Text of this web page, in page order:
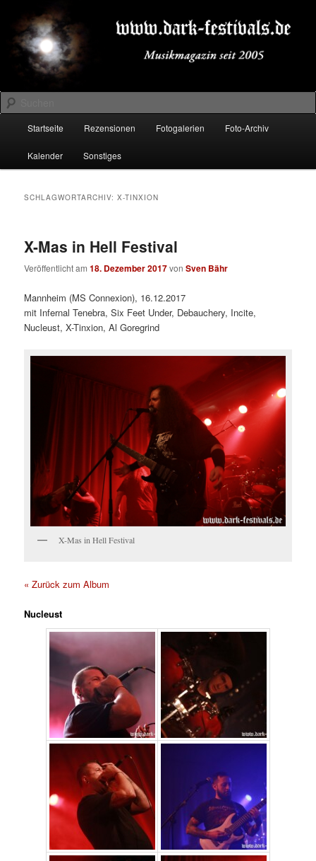
primären
Inhalt
springen
sekundären
Inhalt
springenDARK-FESTIVALS.DE
Suchen
Startseite Rezensionen Fotogalerien Foto-Archiv
Kalender Sonstiges
SCHLAGWORTARCHIV:X-TINXION
X-Mas in Hell Festival
Veröffentlicht am18. Dezember 2017vonSven Bähr
Mannheim (MS Connexion), 16.12.2017
mit Infernal Tenebra, Six Feet Under, Debauchery, Incite,
Nucleust, X-Tinxion, Al Goregrind
X-Mas in Hell Festival
« Zurück zum Album
Nucleust